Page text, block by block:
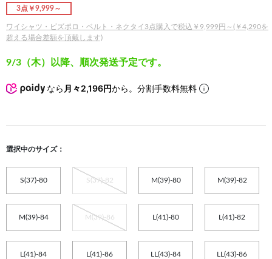
3点￥9,999～
ワイシャツ・ビズポロ・ベルト・ネクタイ3点購入で税込￥9,999円～(￥4,290を
超える場合差額を頂戴します)
9/3（木）以降、順次発送予定です。
なら 月々2,196円から。分割手数料無料
選択中のサイズ：
S(37)-80 S(37)-82 M(39)-80 M(39)-82
M(39)-84 M(39)-86 L(41)-80 L(41)-82
L(41)-84 L(41)-86 LL(43)-84 LL(43)-86